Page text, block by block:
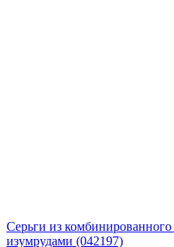
Серьги из
изумрудами (042197)